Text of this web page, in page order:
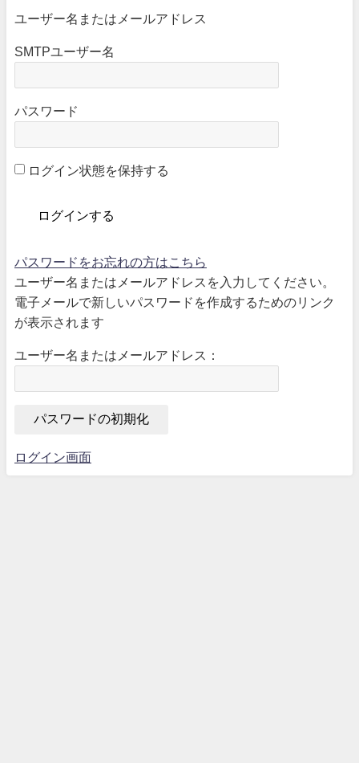
ユーザー名またはメールアドレス
SMTPユーザー名
パスワード
ログイン状態を保持する
パスワードをお忘れの方はこちら
ユーザー名またはメールアドレスを入力してください。
電子メールで新しいパスワードを作成するためのリンク
が表示されます
ユーザー名またはメールアドレス：
ログイン画面